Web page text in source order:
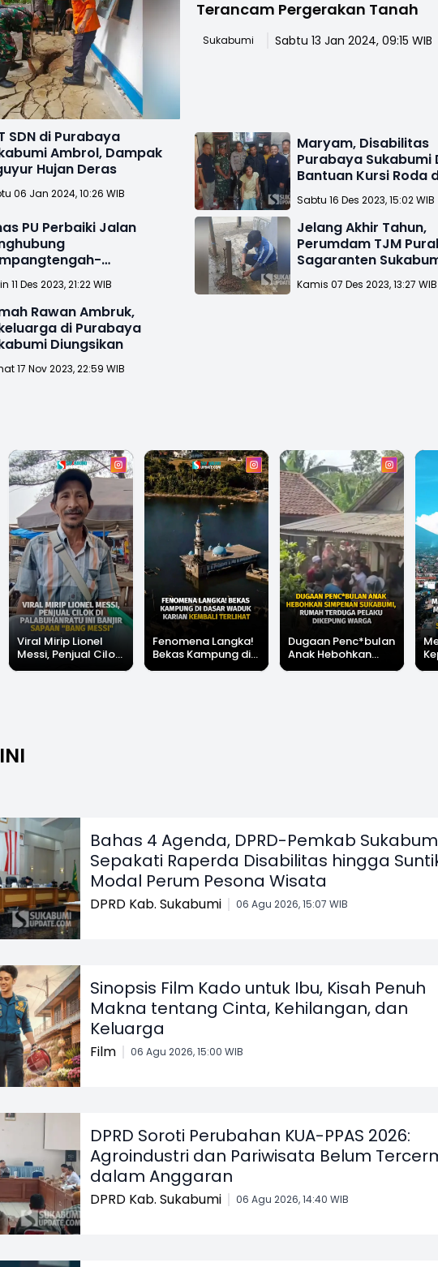
Terancam Pergerakan Tanah
Sukabumi Sabtu 13 Jan 2024, 09:15 WIB
SDN di Purabaya
Ambrol, Dampak
Hujan Deras
06 Jan 2024, 10:26 WIB
Maryam, Disabilitas
Purabaya Sukabumi
Bantuan Kursi Roda
Modal Usaha
Sabtu 16 Des 2023, 15:02 WIB
PU Perbaiki Jalan
Sukabumi
11 Des 2023, 21:22 WIB
Jelang Akhir Tahun,
Perumdam TJM
Sagaranten
Tingkatkan Pelayanan
Kamis 07 Des 2023, 13:27 WIB
Rawan Ambruk,
di Purabaya
Diungsikan
17 Nov 2023, 22:59 WIB
Viral Mirip Lionel
Messi, Penjual Cilok
di Palabuhanratu Ini
Fenomena Langka!
Bekas Kampung di
Dasar Waduk Karian
Dugaan Penc*bulan
Anak Hebohkan
Simpenan
Bahas 4 Agenda, DPRD-Pemkab
Sepakati Raperda Disabilitas hingga
Modal Perum Pesona Wisata
DPRD Kab. Sukabumi 06 Agu 2026, 15:07 WIB
Sinopsis Film Kado untuk Ibu, Kisah Penuh
Makna tentang Cinta, Kehilangan, dan
Keluarga
Film 06 Agu 2026, 15:00 WIB
DPRD Soroti Perubahan KUA-PPAS 2026:
Agroindustri dan Pariwisata Belum
dalam Anggaran
DPRD Kab. Sukabumi 06 Agu 2026, 14:40 WIB